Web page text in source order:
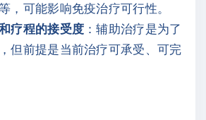
，可能影响免疫治疗可行性。
疗程的接受度 ：辅助治疗是为了
但前提是当前治疗可承受、可完